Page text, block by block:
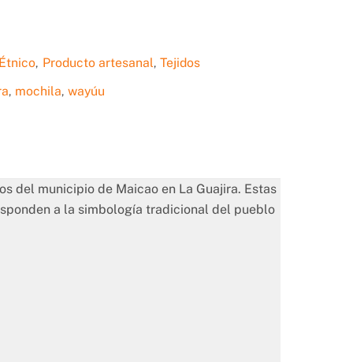
, Producto artesanal,Tejidos
, mochila,wayúu
del municipio de Maicao en La Guajira. Estas
a la simbología tradicional del pueblo